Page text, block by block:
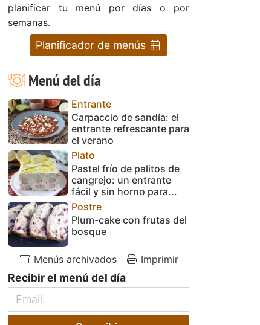
planificar tu menú por días o por
semanas.
Planificador de menús
Menú del día
Entrante
Carpaccio de sandía: el
entrante refrescante para
el verano
Plato
Pastel frío de palitos de
cangrejo: un entrante
fácil y sin horno para...
Postre
Plum-cake con frutas del
bosque
Menús archivados Imprimir
Recibir el menú del día